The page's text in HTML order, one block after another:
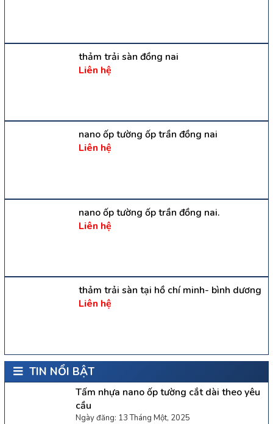
thảm trải sàn đồng nai
Liên hệ
nano ốp tường ốp trần đồng nai
Liên hệ
nano ốp tường ốp trần đồng nai.
Liên hệ
thảm trải sàn tại hồ chí minh- bình dương
Liên hệ
TIN NỔI BẬT
Tấm nhựa nano ốp tường cắt dài theo yêu
cầu
Ngày đăng: 13 Tháng Một, 2025